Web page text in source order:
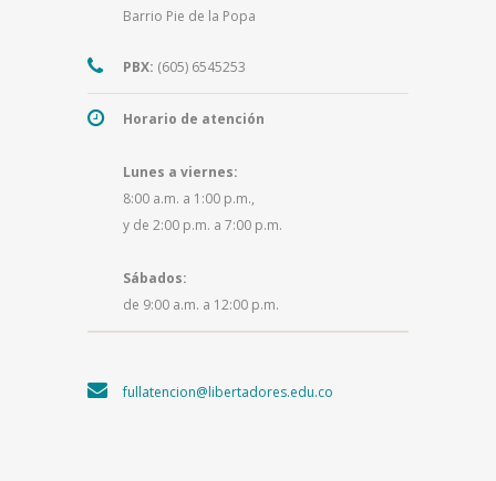
Barrio Pie de la Popa
PBX: (605) 6545253
Horario de atención
Lunes a viernes:
8:00 a.m. a 1:00 p.m.,
y de 2:00 p.m. a 7:00 p.m.
Sábados:
de 9:00 a.m. a 12:00 p.m.
fullatencion@libertadores.edu.co